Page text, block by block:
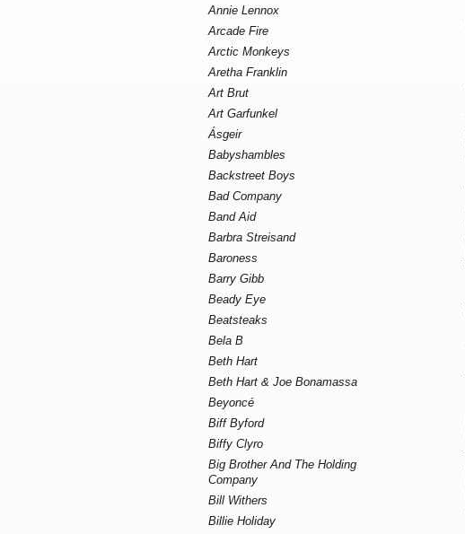
Annie Lennox
Arcade Fire
Arctic Monkeys
Aretha Franklin
Art Brut
Art Garfunkel
Ásgeir
Babyshambles
Backstreet Boys
Bad Company
Band Aid
Barbra Streisand
Baroness
Barry Gibb
Beady Eye
Beatsteaks
Bela B
Beth Hart
Beth Hart & Joe Bonamassa
Beyoncé
Biff Byford
Biffy Clyro
Big Brother And The Holding
Company
Bill Withers
Billie Holiday